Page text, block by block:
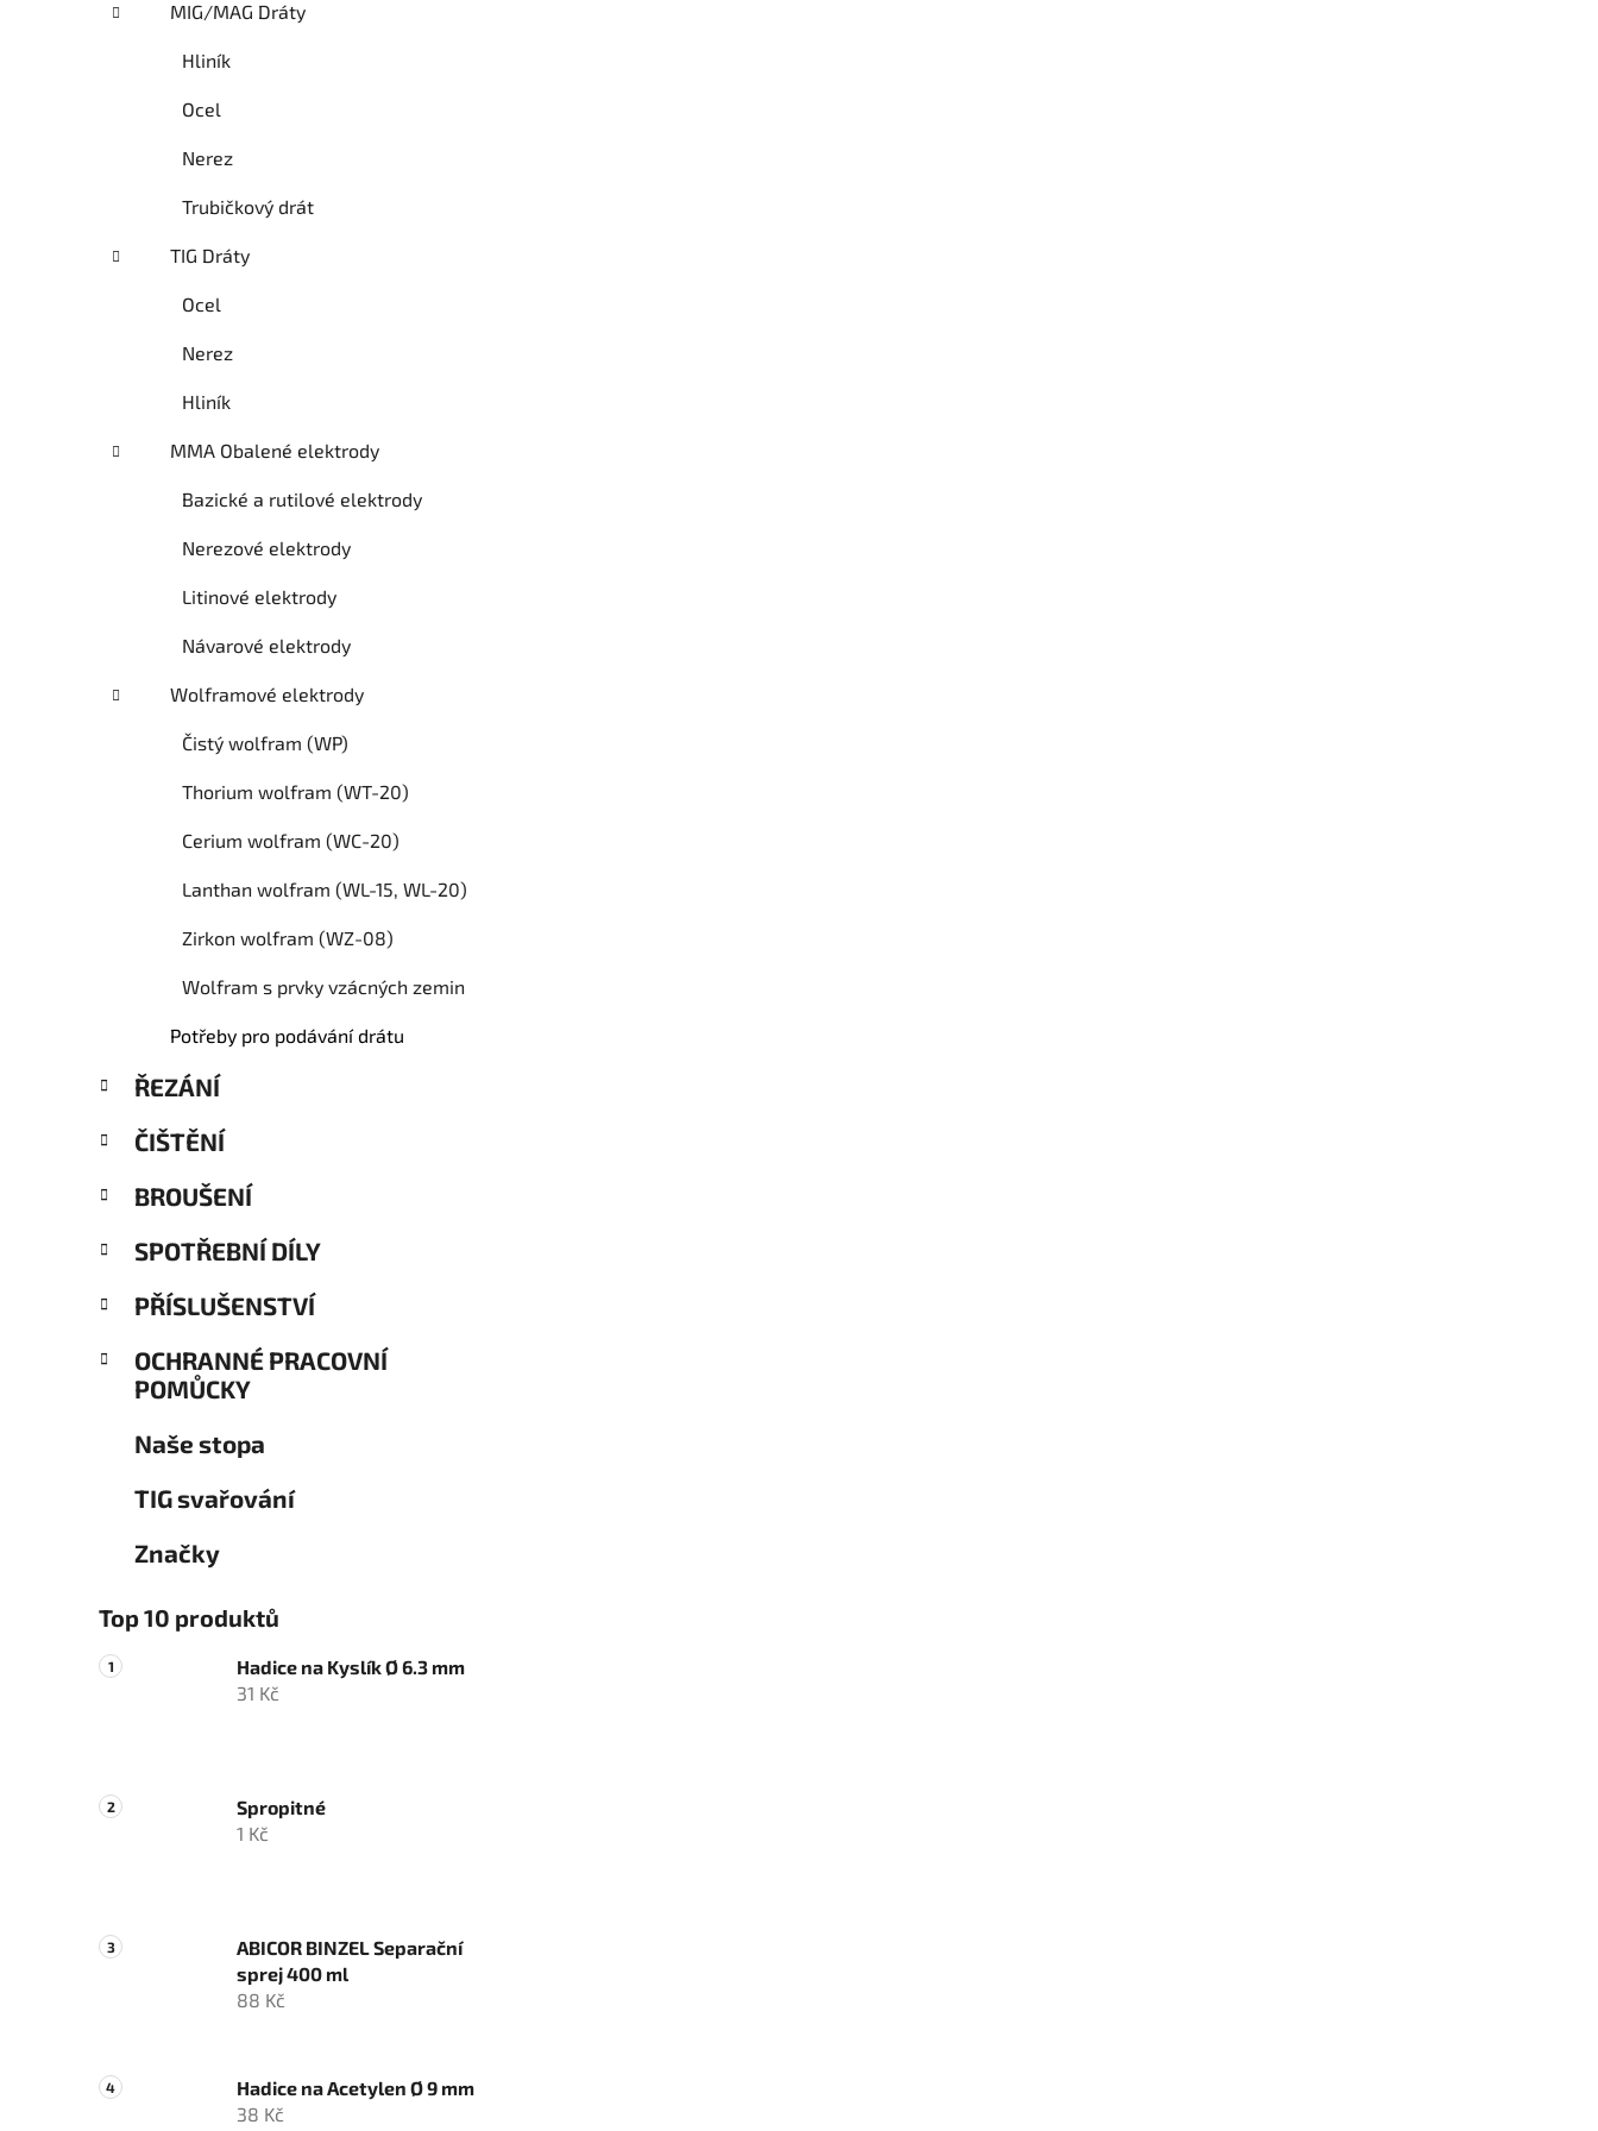
MIG/MAG Dráty
Hliník
Ocel
Nerez
Trubičkový drát
TIG Dráty
Ocel
Nerez
Hliník
MMA Obalené elektrody
Bazické a rutilové elektrody
Nerezové elektrody
Litinové elektrody
Návarové elektrody
Wolframové elektrody
Čistý wolfram (WP)
Thorium wolfram (WT-20)
Cerium wolfram (WC-20)
Lanthan wolfram (WL-15, WL-20)
Zirkon wolfram (WZ-08)
Wolfram s prvky vzácných zemin
Potřeby pro podávání drátu
ŘEZÁNÍ
ČIŠTĚNÍ
BROUŠENÍ
SPOTŘEBNÍ DÍLY
PŘÍSLUŠENSTVÍ
OCHRANNÉ PRACOVNÍ
POMŮCKY
Naše stopa
TIG svařování
Značky
Top 10 produktů
Hadice na Kyslík Ø 6.3 mm
31 Kč
Spropitné
1 Kč
ABICOR BINZEL Separační
sprej 400 ml
88 Kč
Hadice na Acetylen Ø 9 mm
38 Kč